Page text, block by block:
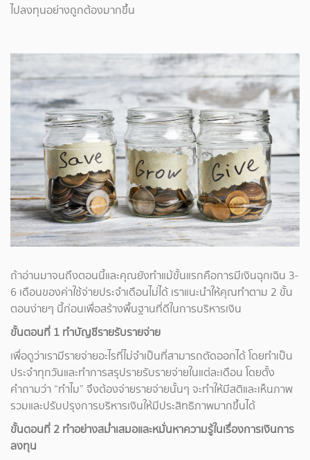
ไปลงทุนอย่างถูกต้องมากขึ้น
ถ้าอ่านมาจนถึงตอนนี้และคุณยังทำแม้ขั้นแรกคือการมีเงินฉุกเฉิน 3-
6 เดือนของค่าใช้จ่ายประจำเดือนไม่ได้ เราแนะนำให้คุณทำตาม 2 ขั้น
ตอนง่ายๆ นี้ก่อนเพื่อสร้างพื้นฐานที่ดีในการบริหารเงิน
ขั้นตอนที่ 1 ทำบัญชีรายรับรายจ่าย
เพื่อดูว่าเรามีรายจ่ายอะไรที่ไม่จำเป็นที่สามารถตัดออกได้ โดยทำเป็น
ประจำทุกวันและทำการสรุปรายรับรายจ่ายในแต่ละเดือน โดยตั้ง
คำถามว่า “ทำไม” จึงต้องจ่ายรายจ่ายนั้นๆ จะทำให้มีสติและเห็นภาพ
รวมและปรับปรุงการบริหารเงินให้มีประสิทธิภาพมากขึ้นได้
ขั้นตอนที่ 2 ทำอย่างสม่ำเสมอและหมั่นหาความรู้ในเรื่องการเงินการ
ลงทุน